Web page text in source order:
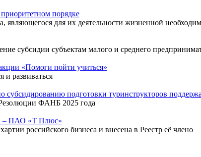
порядке
для их деятельности жизненной
субсидии субъектам малого и среднего
«Помоги пойти учиться»
и развиваться
подготовки туринструкторов
ФАНБ 2025 года
– ПАО «Т Плюс»
российского бизнеса и внесена в Реестр её члено